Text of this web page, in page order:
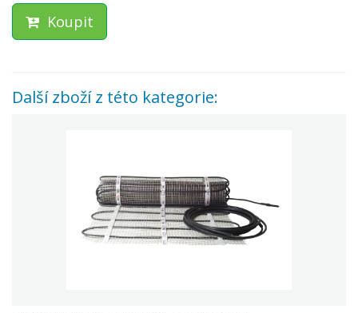
Koupit
Další zboží z této kategorie: